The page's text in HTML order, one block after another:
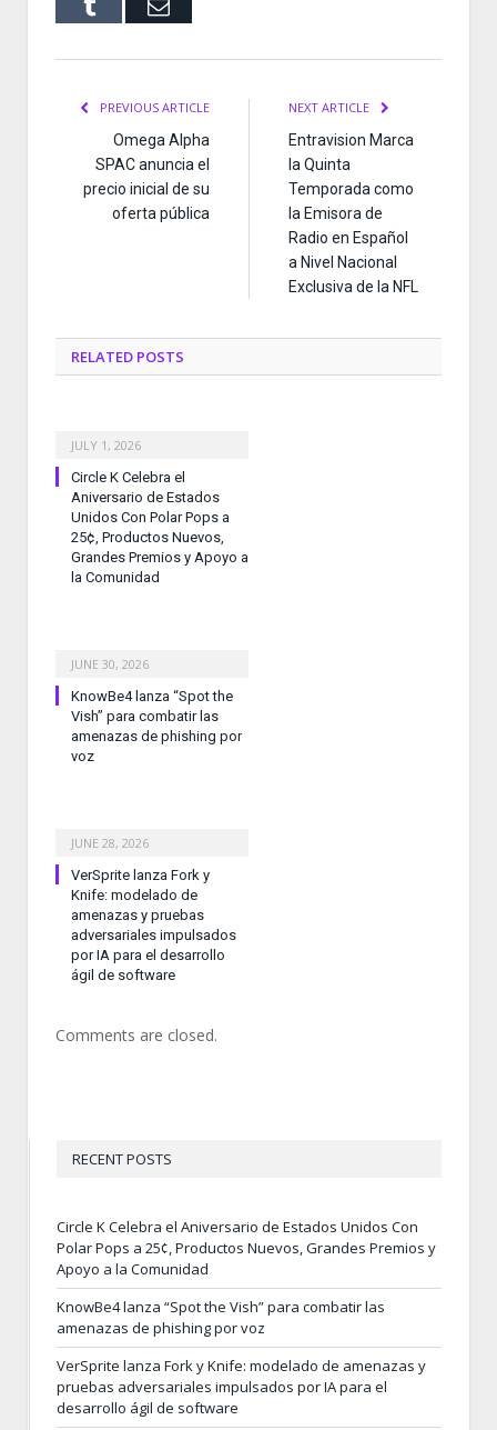
Tumblr
PREVIOUS ARTICLE
Omega Alpha
SPAC anuncia el
precio inicial de su
oferta pública
NEXT ARTICLE
Entravision Marca
la Quinta
Temporada como
la Emisora de
Radio en Español
a Nivel Nacional
Exclusiva de la NFL
RELATED POSTS
JULY 1, 2026
Circle K Celebra el
Aniversario de Estados
Unidos Con Polar Pops a
25¢, Productos Nuevos,
Grandes Premios y Apoyo a
la Comunidad
JUNE 30, 2026
KnowBe4 lanza “Spot the
Vish” para combatir las
amenazas de phishing por
voz
JUNE 28, 2026
VerSprite lanza Fork y
Knife: modelado de
amenazas y pruebas
adversariales impulsados
por IA para el desarrollo
ágil de software
Comments are closed.
RECENT POSTS
Circle K Celebra el Aniversario de Estados Unidos Con
Polar Pops a 25¢, Productos Nuevos, Grandes Premios y
Apoyo a la Comunidad
KnowBe4 lanza “Spot the Vish” para combatir las
amenazas de phishing por voz
VerSprite lanza Fork y Knife: modelado de amenazas y
pruebas adversariales impulsados por IA para el
desarrollo ágil de software